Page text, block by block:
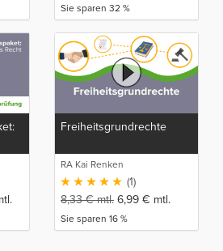
Sie sparen 32 %
Freiheitsgrundrechte
RA Kai Renken
(1)
8,33€mtl. 6,99 € mtl.
Sie sparen 16 %